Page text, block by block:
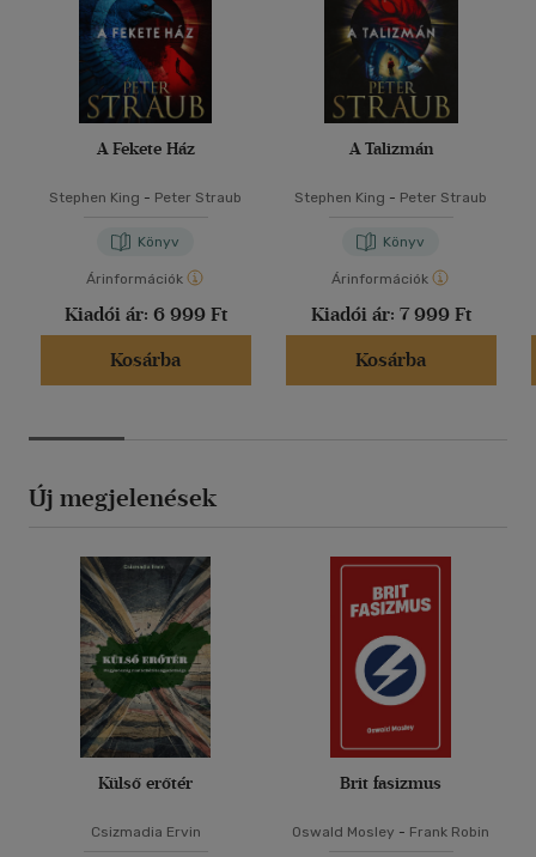
A Fekete Ház
Stephen King - Peter Straub
Könyv
Árinformációk
Kiadói ár: 6 999 Ft
Kosárba
A Talizmán
Stephen King - Peter Straub
Könyv
Árinformációk
Kiadói ár: 7 999 Ft
Kosárba
Új megjelenések
Külső erőtér
Csizmadia Ervin
Brit fasizmus
Oswald Mosley - Frank Robin